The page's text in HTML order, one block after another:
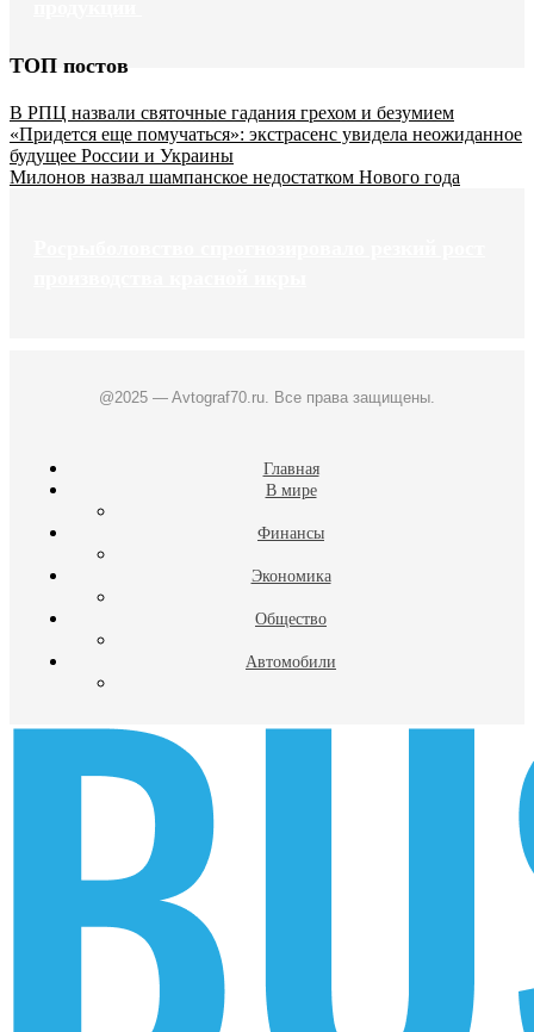
ТОП постов
В РПЦ назвали святочные гадания грехом и безумием
«Придется еще помучаться»: экстрасенс увидела неожиданное
будущее России и Украины
Милонов назвал шампанское недостатком Нового года
@2025 — Avtograf70.ru. Все права защищены.
Главная
В мире
Финансы
Экономика
Общество
Автомобили